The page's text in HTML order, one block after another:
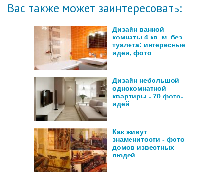
Вас также может заинтересовать:
Дизайн ванной
комнаты 4 кв. м. без
туалета: интересные
идеи, фото
Дизайн небольшой
однокомнатной
квартиры - 70 фото-
идей
Как живут
знаменитости - фото
домов известных
людей